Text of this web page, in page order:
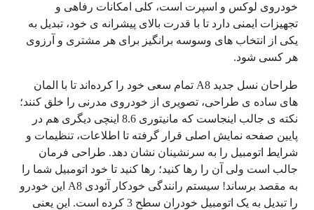
خودروی لوکس و اسپرت است، کلی امکانات رفاهی و
تجهیزات ایمنی دارد تا با قدرت بالای پیشرانه‌ ی خود، تبدیل به
یکی از انتخاب‌ های وسوسه ‌برانگیز برای هر مشتری و آرزوی
هر کسی شود.
طراحان نسل جدید A8 تمام سعی خود را کرده‌اند تا با المان‌
های ساده ‌ی طراحی، تصویری از خودروی مدرنی را خلق کنند؛
نکته ‌ی جالب اینجاست که مانیتوری 8.6 اینچی دیگری هم در
پایین صفحه نمایش اصلی قرار گرفته تا اطلاعات، تنظیمات و
شرایط اتومبیل را به سرنشینان نشان دهد. طراحی فرمان
جالب است ولی آن را رها کنید؛ رها کنید تا خود اتومبیل شما را
به مقصد برساند! سیستم رانندگی خودکار آئودی A8 این خودرو
را تبدیل به یک اتومبیل خودران سطح 3 کرده است. این یعنی